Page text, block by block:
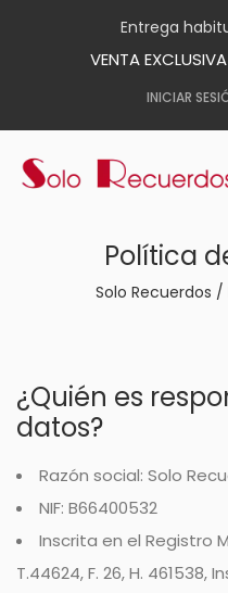
Entrega
VENTA
INICIAR
Política
Solo Recuerdos /
¿Quién es
datos?
Razón social: Solo
NIF: B66400532
Inscrita en el Registro
T.44624, F. 26, H. 461538,